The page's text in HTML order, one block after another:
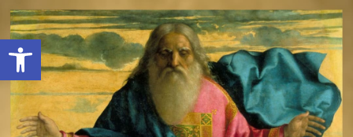
Open toolbar
deomeo-logo
Utwórz konto